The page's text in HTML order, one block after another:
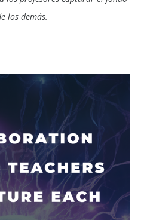
los demás.